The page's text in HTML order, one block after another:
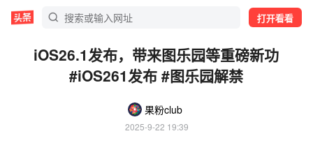
打开看看
iOS26.1发布，带来图乐园等重磅新功
#iOS261发布 #图乐园解禁
果粉club
2025-9-22 19:39